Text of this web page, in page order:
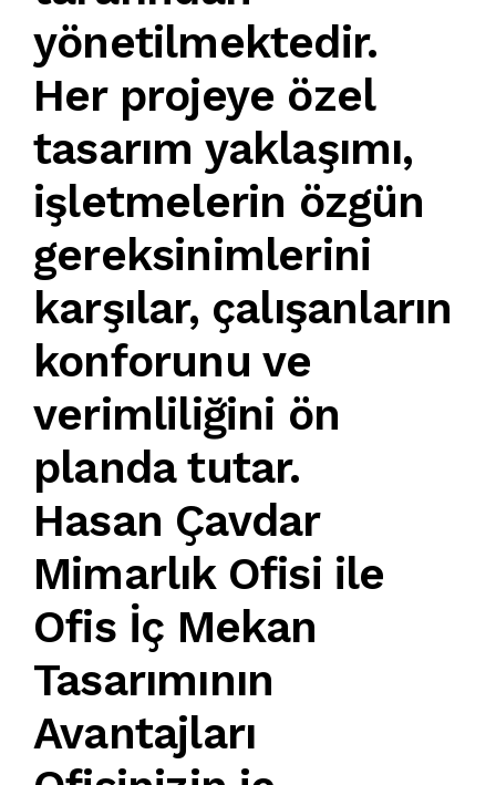
yönetilmektedir.
Herprojeye özel
tasarım yaklaşımı,
işletmelerin özgün
gereksinimlerini
karşılar, çalışanların
konforunu ve
verimliliğini ön
planda tutar.
Hasan Çavdar
Mimarlık Ofisi ile
Ofis İç Mekan
Tasarımının
Avantajları